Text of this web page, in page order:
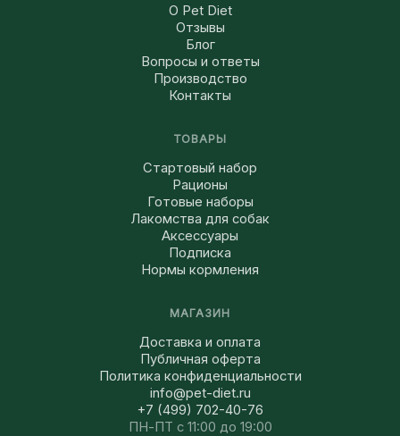
О Pet Diet
Отзывы
Блог
Вопросы и ответы
Производство
Контакты
ТОВАРЫ
Стартовый набор
Рационы
Готовые наборы
Лакомства для собак
Аксессуары
Подписка
Нормы кормления
МАГАЗИН
Доставка и оплата
Публичная оферта
Политика конфиденциальности
info@pet-diet.ru
+7 (499) 702-40-76
ПН-ПТ с 11:00 до 19:00